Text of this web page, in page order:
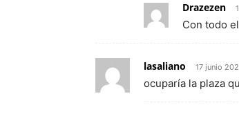
Drazezen
Con todo
lasaliano 17 junio
ocuparía la plaza